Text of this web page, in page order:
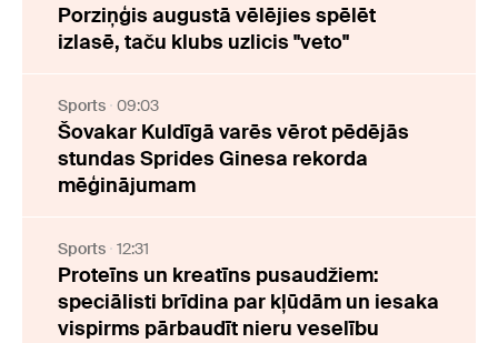
Porziņģis augustā vēlējies spēlēt
izlasē, taču klubs uzlicis "veto"
Sports 09:03
Šovakar Kuldīgā varēs vērot pēdējās
stundas Sprides Ginesa rekorda
mēģinājumam
Sports 12:31
Proteīns un kreatīns pusaudžiem:
speciālisti brīdina par kļūdām un iesaka
vispirms pārbaudīt nieru veselību